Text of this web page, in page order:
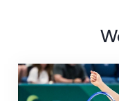
Nächster Halt: